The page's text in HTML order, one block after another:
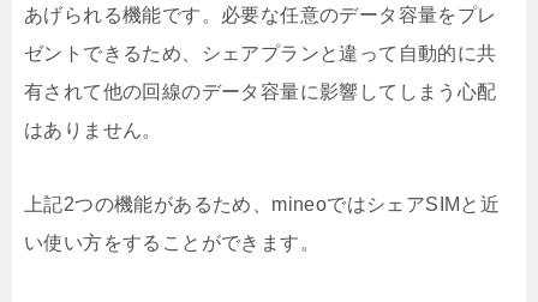
あげられる機能です。必要な任意のデータ容量をプレ
ゼントできるため、シェアプランと違って自動的に共
有されて他の回線のデータ容量に影響してしまう心配
はありません。
上記2つの機能があるため、mineoではシェアSIMと近
い使い方をすることができます。